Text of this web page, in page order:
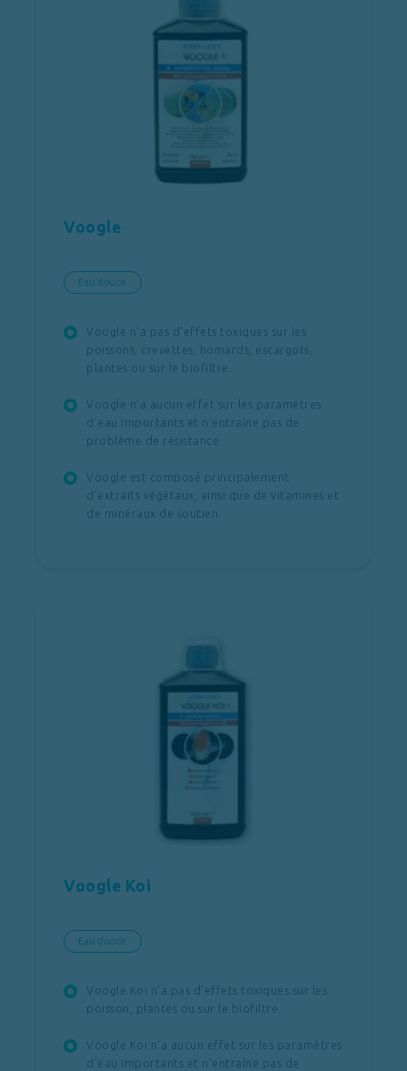
Voogle
Eau douce
Voogle n’a pas d’effets toxiques sur les
poissons, crevettes, homards, escargots,
plantes ou sur le biofiltre.
Voogle n’a aucun effet sur les paramètres
d’eau importants et n’entraîne pas de
problème de résistance.
Voogle est composé principalement
d’extraits végétaux, ainsi que de vitamines et
de minéraux de soutien.
Voogle Koi
Eau douce
Voogle Koi n’a pas d’effets toxiques sur les
poisson, plantes ou sur le biofiltre.
Voogle Koi n’a aucun effet sur les paramètres
d’eau importants et n’entraîne pas de